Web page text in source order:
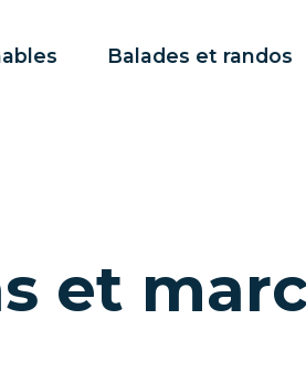
Balades et randos
et